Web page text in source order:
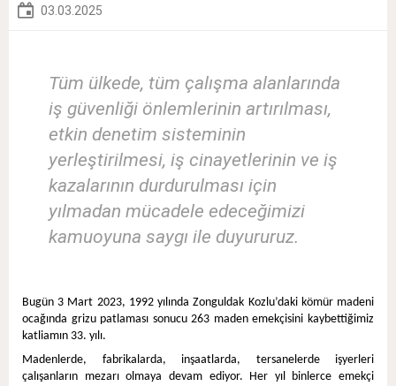
03.03.2025
Tüm ülkede, tüm çalışma alanlarında
iş güvenliği önlemlerinin artırılması,
etkin denetim sisteminin
yerleştirilmesi, iş cinayetlerinin ve iş
kazalarının durdurulması için
yılmadan mücadele edeceğimizi
kamuoyuna saygı ile duyururuz.
Bugün 3 Mart 2023, 1992 yılında Zonguldak Kozlu’daki kömür madeni
ocağında grizu patlaması sonucu 263 maden emekçisini kaybettiğimiz
katliamın 33. yılı.
Madenlerde, fabrikalarda, inşaatlarda, tersanelerde işyerleri
çalışanların mezarı olmaya devam ediyor. Her yıl binlerce emekçi